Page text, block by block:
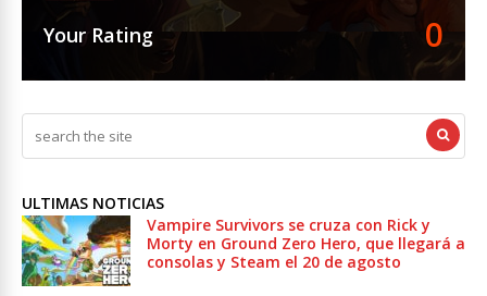
Your Rating 0
ULTIMAS NOTICIAS
Vampire Survivors se cruza con Rick y
Morty en Ground Zero Hero, que llegará a
consolas y Steam el 20 de agosto